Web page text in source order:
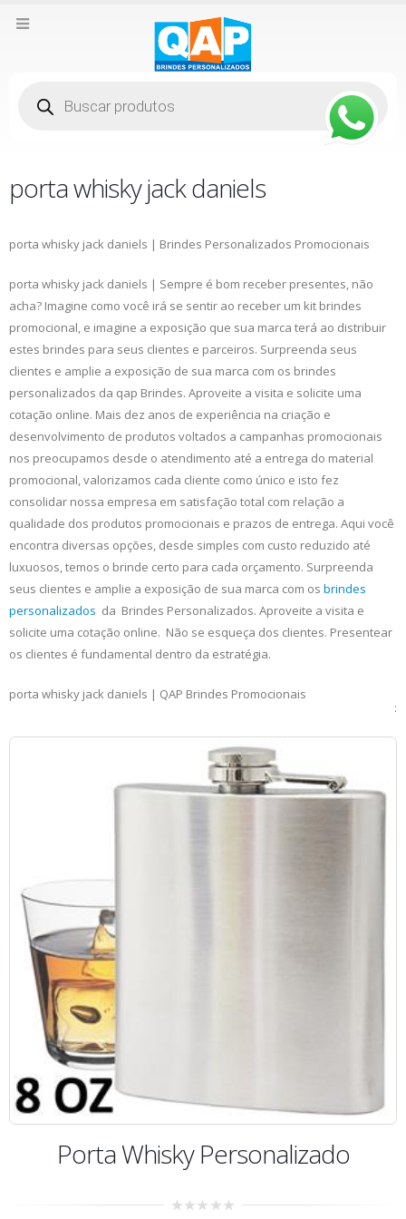
produtos
porta whisky jack daniels
porta whisky jack daniels | Brindes Personalizados Promocionais
porta whisky jack daniels | Sempre é bom receber presentes, não
acha? Imagine como você irá se sentir ao receber um kit brindes
promocional, e imagine a exposição que sua marca terá ao distribuir
estes brindes para seus clientes e parceiros. Surpreenda seus
clientes e amplie a exposição de sua marca com os brindes
personalizados da qap Brindes. Aproveite a visita e solicite uma
cotação online. Mais dez anos de experiência na criação e
desenvolvimento de produtos voltados a campanhas promocionais
nos preocupamos desde o atendimento até a entrega do material
promocional, valorizamos cada cliente como único e isto fez
consolidar nossa empresa em satisfação total com relação a
qualidade dos produtos promocionais e prazos de entrega. Aqui você
encontra diversas opções, desde simples com custo reduzido até
luxuosos, temos o brinde certo para cada orçamento. Surpreenda
seus clientes e amplie a exposição de sua marca com os brindes
personalizados da Brindes Personalizados. Aproveite a visita e
solicite uma cotação online. Não se esqueça dos clientes. Presentear
os clientes é fundamental dentro da estratégia.
porta whisky jack daniels | QAP Brindes Promocionais
:
Porta Whisky Personalizado